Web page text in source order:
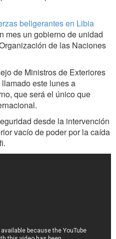
beligerantes en Libia
mes un gobierno de unidad
de las Naciones
de Ministros de Exteriores
este lunes a
que será el único que
desde la intervención
vacío de poder por la caída